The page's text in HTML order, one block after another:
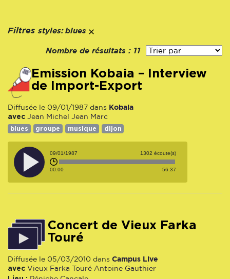
Filtres styles: blues
Nombre de résultats : 11
Emission Kobaia – Interview
de Import-Export
Diffusée le 09/01/1987 dans Kobaia
avec Jean Michel Jean Marc
blues groupe musique dijon
09/01/1987 1302 écoute(s)
00:00 56:37
Concert de Vieux Farka
Touré
Diffusée le 05/03/2010 dans Campus Live
avec Vieux Farka Touré Antoine Gauthier